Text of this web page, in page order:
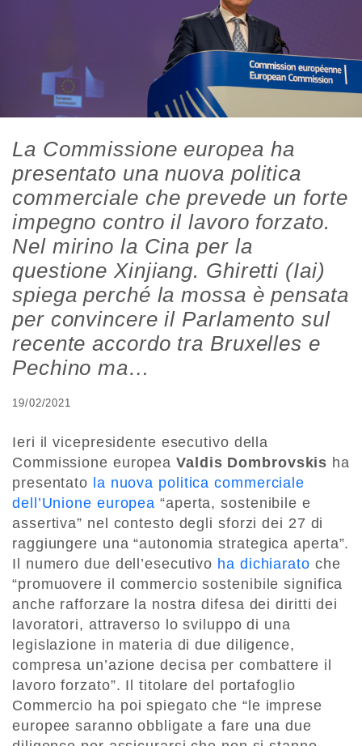
La Commissione europea ha
presentato una nuova politica
commerciale che prevede un forte
impegno contro il lavoro forzato.
Nel mirino la Cina per la
questione Xinjiang. Ghiretti (Iai)
spiega perché la mossa è pensata
per convincere il Parlamento sul
recente accordo tra Bruxelles e
Pechino ma…
19/02/2021
Ieri il vicepresidente esecutivo della
Commissione europea Valdis Dombrovskis ha
presentato la nuova politica commerciale
dell’Unione europea “aperta, sostenibile e
assertiva” nel contesto degli sforzi dei 27 di
raggiungere una “autonomia strategica aperta”.
Il numero due dell’esecutivo ha dichiarato che
“promuovere il commercio sostenibile significa
anche rafforzare la nostra difesa dei diritti dei
lavoratori, attraverso lo sviluppo di una
legislazione in materia di due diligence,
compresa un’azione decisa per combattere il
lavoro forzato”. Il titolare del portafoglio
Commercio ha poi spiegato che “le imprese
europee saranno obbligate a fare una due